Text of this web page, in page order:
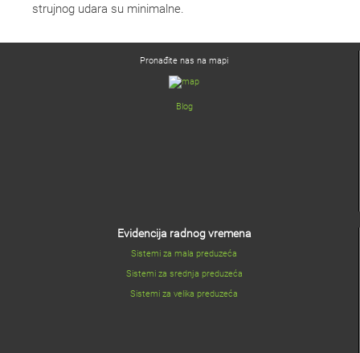
strujnog udara su minimalne.
Pronađite nas na mapi
Blog
Evidencija radnog vremena
Sistemi za mala preduzeća
Sistemi za srednja preduzeća
Sistemi za velika preduzeća